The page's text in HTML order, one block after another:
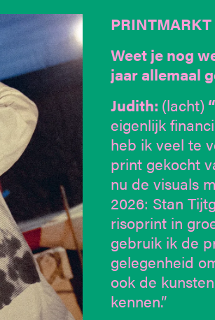
Weet je nog
jaar allemaal
Judith: (lacht)“
eigenlijk
heb ik veel te
print gekocht
nu de visuals
2026: Stan
risoprint in
gebruik ik de
gelegenheid
ook de
kennen.”